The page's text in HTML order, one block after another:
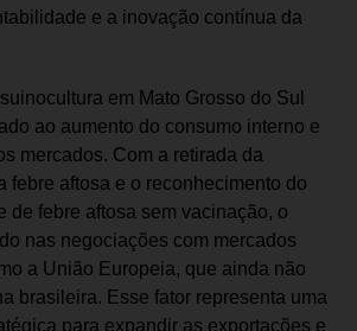
e a inovação contínua da
em Mato Grosso do Sul
ao aumento do consumo interno e
mercados. Com a retirada da
febre aftosa e o reconhecimento do
de febre aftosa sem vacinação, o
nas negociações com mercados
a União Europeia, que ainda não
brasileira. Esse fator representa uma
para expandir as exportações e